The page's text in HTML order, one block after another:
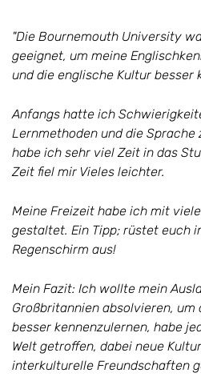
"Die Bournemouth University
geeignet, um meine
und die englische Kultur besser
Anfangs hatte ich
Lernmethoden und die Sprache
habe ich sehr viel Zeit in das
Zeit fiel mir Vieles leichter.
Meine Freizeit habe ich mit
gestaltet. Ein Tipp; rüstet euch
Regenschirm aus!
Mein Fazit: Ich wollte mein
Großbritannien absolvieren, um
besser kennenzulernen, habe
Welt getroffen, dabei neue
interkulturelle Freundschaften